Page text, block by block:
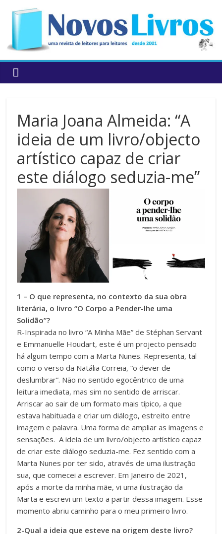
content
Maria Joana Almeida: “A
ideia de um livro/objecto
artístico capaz de criar
este diálogo seduzia-me”
1 – O que representa, no contexto da sua obra
literária, o livro “O Corpo a Pender-lhe uma
Solidão”?
R-Inspirada no livro “A Minha Mãe” de Stéphan Servant
e Emmanuelle Houdart, este é um projecto pensado
há algum tempo com a Marta Nunes. Representa, tal
como o verso da Natália Correia, “o dever de
deslumbrar”. Não no sentido egocêntrico de uma
leitura imediata, mas sim no sentido de arriscar.
Arriscar ao sair de um formato mais típico, a que
estava habituada e criar um diálogo, estreito entre
imagem e palavra. Uma forma de ampliar as imagens e
sensações. A ideia de um livro/objecto artístico capaz
de criar este diálogo seduzia-me. Fez sentido com a
Marta Nunes por ter sido, através de uma ilustração
sua, que comecei a escrever. Em Janeiro de 2021,
após a morte da minha mãe, vi uma ilustração da
Marta e escrevi um texto a partir dessa imagem. Esse
momento abriu caminho para o meu primeiro livro.
2-Qual a ideia que esteve na origem deste livro?